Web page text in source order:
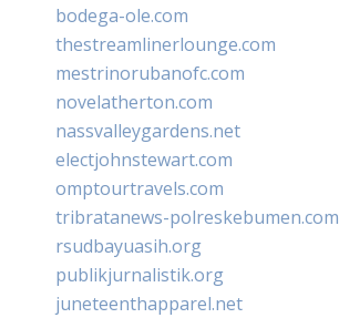
bodega-ole.com
thestreamlinerlounge.com
mestrinorubanofc.com
novelatherton.com
nassvalleygardens.net
electjohnstewart.com
omptourtravels.com
tribratanews-polreskebumen.com
rsudbayuasih.org
publikjurnalistik.org
juneteenthapparel.net